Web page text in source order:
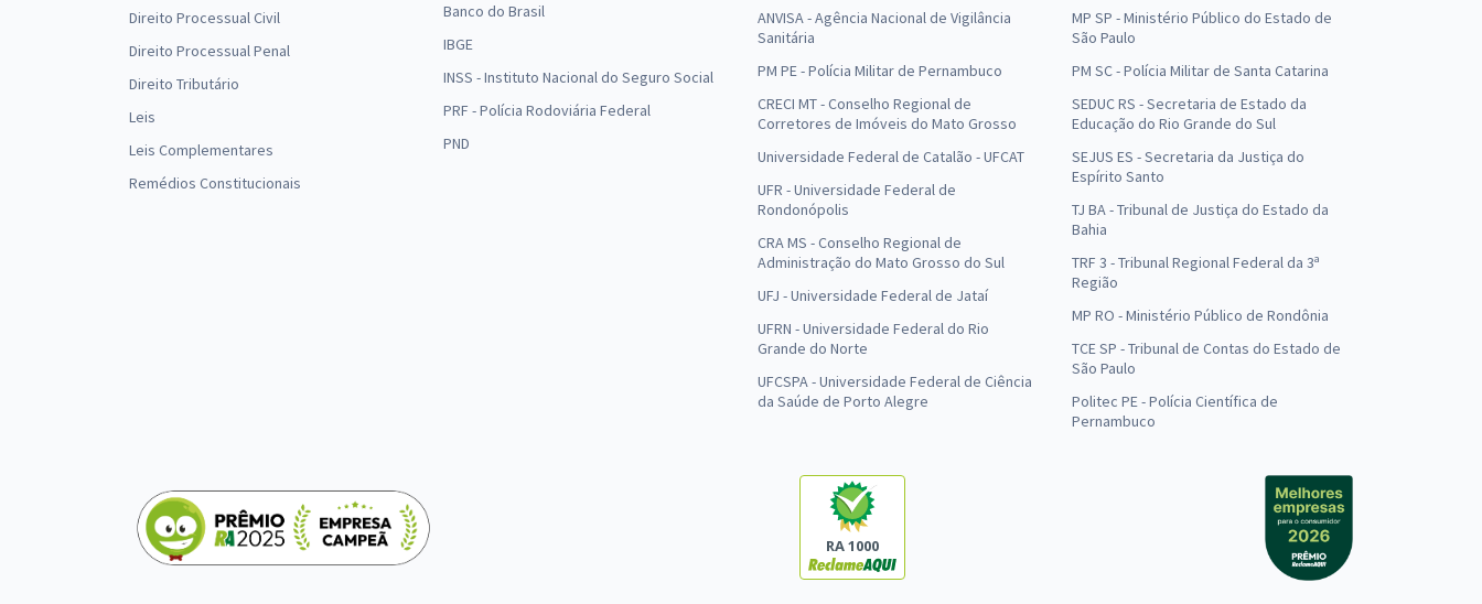
Direito Processual Civil
Direito Processual Penal
Direito Tributário
Leis
Leis Complementares
Remédios Constitucionais
Banco do Brasil
IBGE
INSS - Instituto Nacional do Seguro Social
PRF - Polícia Rodoviária Federal
PND
ANVISA - Agência Nacional de Vigilância
Sanitária
PM PE - Polícia Militar de Pernambuco
CRECI MT - Conselho Regional de
Corretores de Imóveis do Mato Grosso
Universidade Federal de Catalão - UFCAT
UFR - Universidade Federal de
Rondonópolis
CRA MS - Conselho Regional de
Administração do Mato Grosso do Sul
UFJ - Universidade Federal de Jataí
UFRN - Universidade Federal do Rio
Grande do Norte
UFCSPA - Universidade Federal de Ciência
da Saúde de Porto Alegre
MP SP - Ministério Público do Estado de
São Paulo
PM SC - Polícia Militar de Santa Catarina
SEDUC RS - Secretaria de Estado da
Educação do Rio Grande do Sul
SEJUS ES - Secretaria da Justiça do
Espírito Santo
TJ BA - Tribunal de Justiça do Estado da
Bahia
TRF 3 - Tribunal Regional Federal da 3ª
Região
MP RO - Ministério Público de Rondônia
TCE SP - Tribunal de Contas do Estado de
São Paulo
Politec PE - Polícia Científica de
Pernambuco
RA 1000